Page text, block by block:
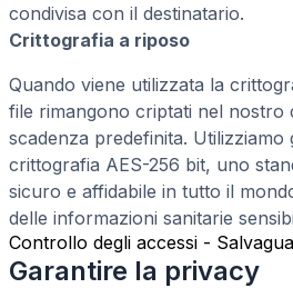
condivisa con il destinatario.
Crittografia a riposo
Quando viene utilizzata la
file rimangono criptati nel nostro
scadenza predefinita. Utilizziamo
crittografia AES-256 bit, uno
sicuro e affidabile in tutto il
delle informazioni sanitarie
Controllo degli accessi -
Garantire la privacy